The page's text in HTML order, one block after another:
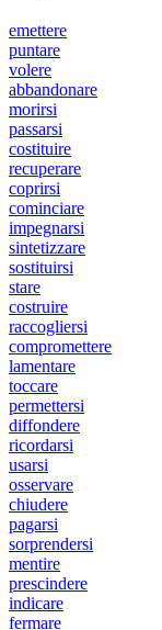
emettere
puntare
volere
abbandonare
morirsi
passarsi
costituire
recuperare
coprirsi
cominciare
impegnarsi
sintetizzare
sostituirsi
stare
costruire
raccogliersi
compromettere
lamentare
toccare
permettersi
diffondere
ricordarsi
usarsi
osservare
chiudere
pagarsi
sorprendersi
mentire
prescindere
indicare
fermare